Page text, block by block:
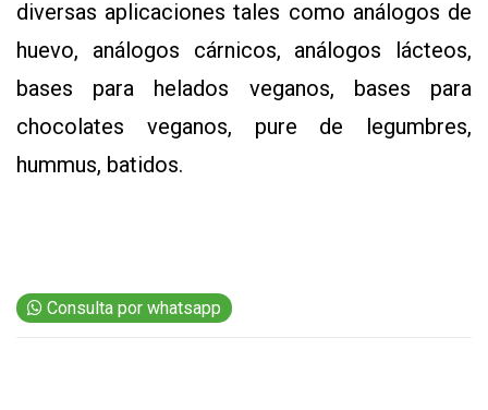
TÉRMINOS
diversas aplicaciones tales como análogos de
huevo, análogos cárnicos, análogos lácteos,
bases para helados veganos, bases para
chocolates veganos, pure de legumbres,
hummus, batidos.
Consulta por whatsapp